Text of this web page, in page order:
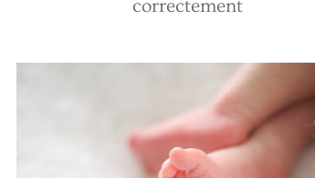
correctement